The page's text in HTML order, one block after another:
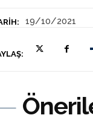
19/10/2021